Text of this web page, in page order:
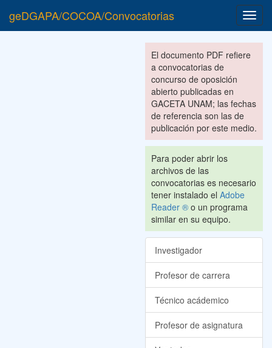
geDGAPA/COCOA/Convocatorias
El documento PDF refiere
a convocatorias de
concurso de oposición
abierto publicadas en
GACETA UNAM; las fechas
de referencia son las de
publicación por este medio.
Para poder abrir los
archivos de las
convocatorias es necesario
tener instalado el Adobe
Reader ® o un programa
similar en su equipo.
Investigador
Profesor de carrera
Técnico acádemico
Profesor de asignatura